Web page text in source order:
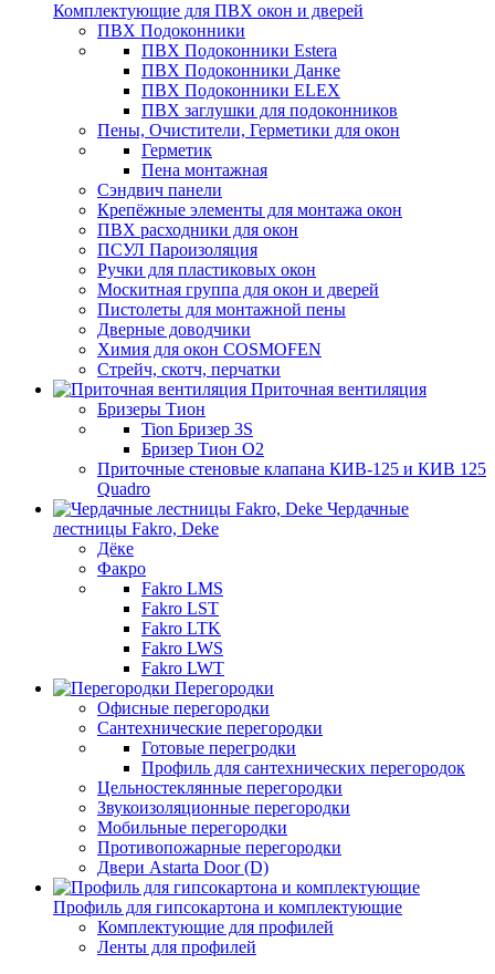
Комплектующие для ПВХ окон и дверей
ПВХ Подоконники
ПВХ Подоконники Estera
ПВХ Подоконники Данке
ПВХ Подоконники ELEX
ПВХ заглушки для подоконников
Пены, Очистители, Герметики для окон
Герметик
Пена монтажная
Сэндвич панели
Крепёжные элементы для монтажа окон
ПВХ расходники для окон
ПСУЛ Пароизоляция
Ручки для пластиковых окон
Москитная группа для окон и дверей
Пистолеты для монтажной пены
Дверные доводчики
Химия для окон COSMOFEN
Стрейч, скотч, перчатки
Приточная вентиляция
Бризеры Тион
Tion Бризер 3S
Бризер Тион О2
Приточные стеновые клапана КИВ-125 и КИВ 125
Quadro
Чердачные
лестницы Fakro, Deke
Дёке
Факро
Fakro LMS
Fakro LST
Fakro LTK
Fakro LWS
Fakro LWT
Перегородки
Офисные перегородки
Сантехнические перегородки
Готовые перегродки
Профиль для сантехнических перегородок
Цельностеклянные перегородки
Звукоизоляционные перегородки
Мобильные перегородки
Противопожарные перегородки
Двери Astarta Door (D)
Профиль для гипсокартона и комплектующие
Комплектующие для профилей
Ленты для профилей